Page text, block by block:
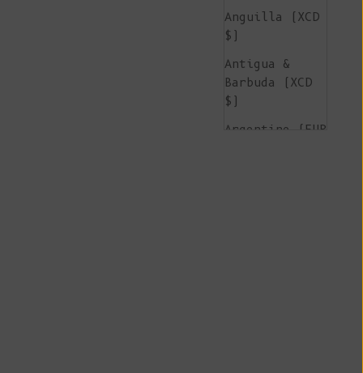
Anguilla (XCD
$)
Antigua &
Barbuda (XCD
$)
Argentine (EUR